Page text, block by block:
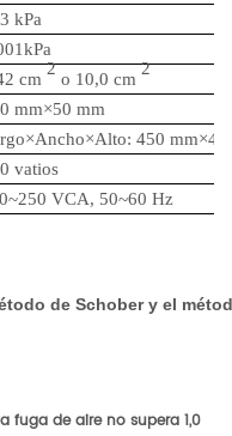
kPa
cm
2
o 10,0 cm
2
mm×50 mm
450
vatios
VCA, 50~60 Hz
de Schober y el
fuga de aire no supera 1,0